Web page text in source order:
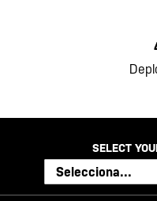
SELECT